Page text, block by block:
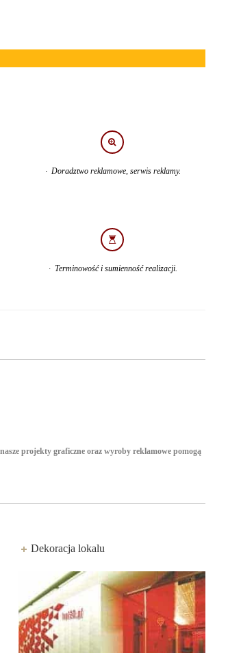
· Doradztwo reklamowe, serwis reklamy.
· Terminowość i sumienność realizacji.
projekty graficzne oraz wyroby reklamowe pomogą
Dekoracja lokalu